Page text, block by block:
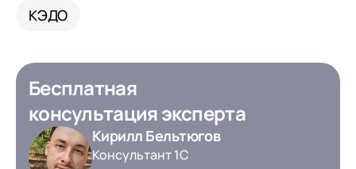
КЭДО
Бесплатная
консультация эксперта
Кирилл Бельтюгов
Консультант 1С